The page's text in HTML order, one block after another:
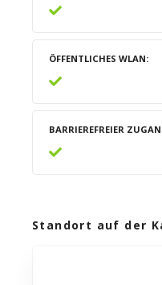
ÖFFENTLICHES WLAN
BARRIEREFREIER
Standort auf der